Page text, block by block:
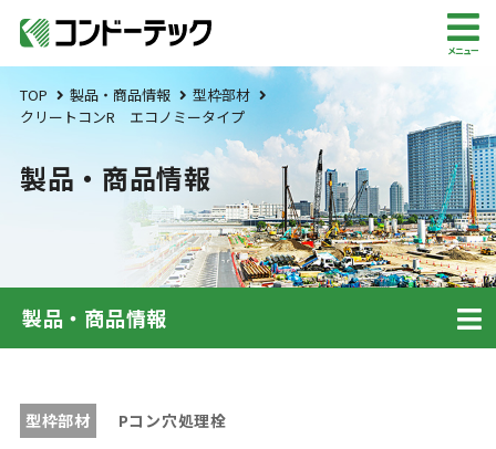
メニュー
TOP 製品・商品情報
型枠部材
クリートコンR エコノミータイプ
製品・商品情報
製品・商品情報
型枠部材 Pコン穴処理栓